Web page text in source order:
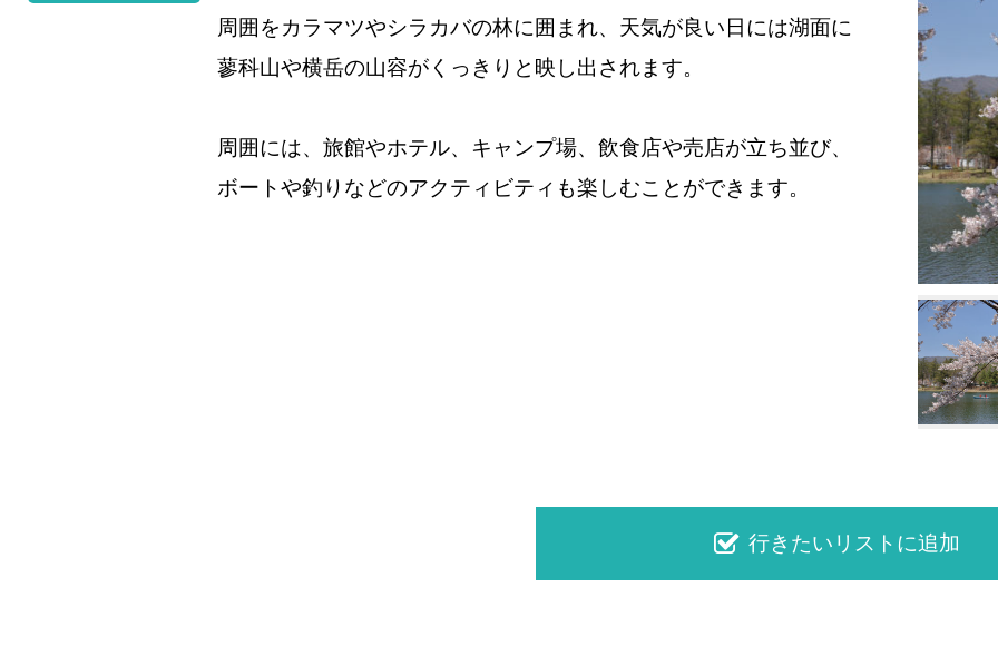
周囲をカラマツやシラカバの林に囲まれ、天気が良い日には湖面に
蓼科山や横岳の山容がくっきりと映し出されます。
周囲には、旅館やホテル、キャンプ場、飲食店や売店が立ち並び、
ボートや釣りなどのアクティビティも楽しむことができます。